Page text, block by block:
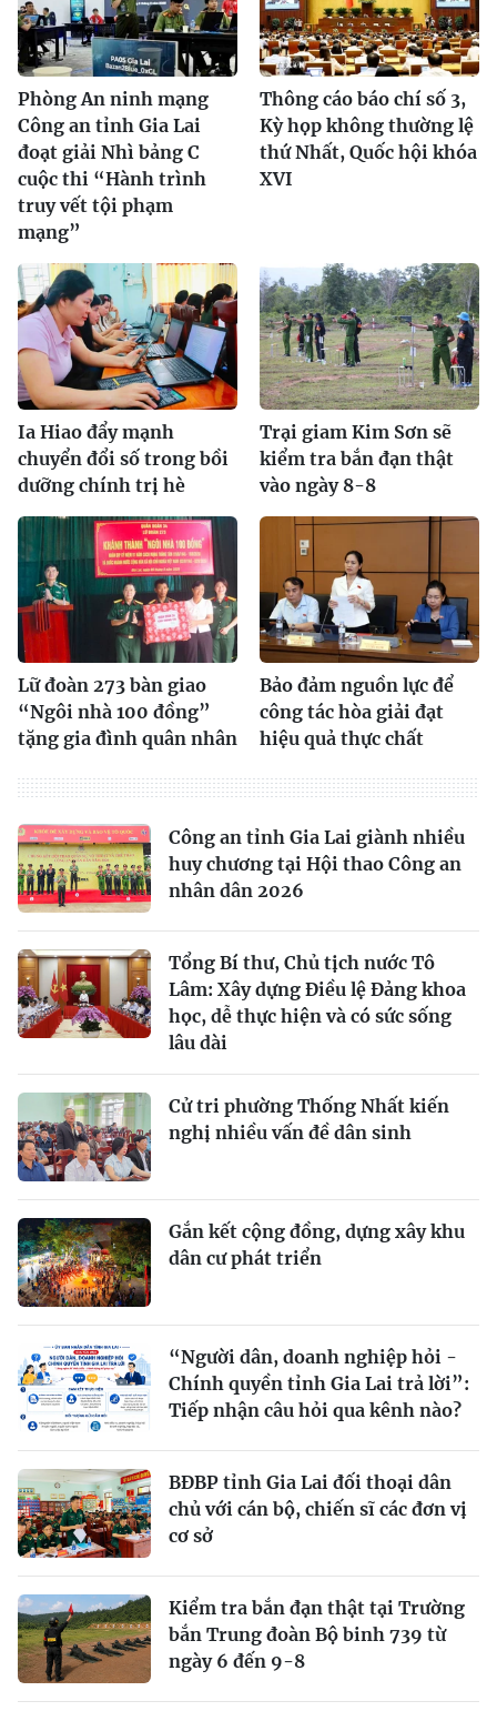
Phòng An ninh mạng
Công an tỉnh Gia Lai
đoạt giải Nhì bảng C
cuộc thi “Hành trình
truy vết tội phạm
mạng”
Thông cáo báo chí số 3,
Kỳ họp không thường lệ
thứ Nhất, Quốc hội khóa
XVI
Ia Hiao đẩy mạnh
chuyển đổi số trong bồi
dưỡng chính trị hè
Trại giam Kim Sơn sẽ
kiểm tra bắn đạn thật
vào ngày 8-8
Lữ đoàn 273 bàn giao
“Ngôi nhà 100 đồng”
tặng gia đình quân nhân
Bảo đảm nguồn lực để
công tác hòa giải đạt
hiệu quả thực chất
Công an tỉnh Gia Lai giành nhiều
huy chương tại Hội thao Công an
nhân dân 2026
Tổng Bí thư, Chủ tịch nước Tô
Lâm: Xây dựng Điều lệ Đảng khoa
học, dễ thực hiện và có sức sống
lâu dài
Cử tri phường Thống Nhất kiến
nghị nhiều vấn đề dân sinh
Gắn kết cộng đồng, dựng xây khu
dân cư phát triển
“Người dân, doanh nghiệp hỏi -
Chính quyền tỉnh Gia Lai trả lời”:
Tiếp nhận câu hỏi qua kênh nào?
BĐBP tỉnh Gia Lai đối thoại dân
chủ với cán bộ, chiến sĩ các đơn vị
cơ sở
Kiểm tra bắn đạn thật tại Trường
bắn Trung đoàn Bộ binh 739 từ
ngày 6 đến 9-8